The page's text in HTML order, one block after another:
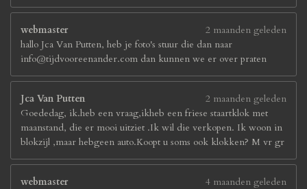
webmaster
2 maanden geleden
hallo Jca Van Putten, heb je foto's stuur die dan naar
info@tijdvooreenander.com dan kunnen we er over praten
Jca Van Putten
2 maanden geleden
Goededag, ik.heb een vraag,ikheb een friese staartklok met
maanstand, die er mooi uitziet .Ik wil die verkopen. Ik woon in
blokzijl ,maar hebgeen auto.Koopt u soms ook klokken? M vr gr
webmaster
4 maanden geleden